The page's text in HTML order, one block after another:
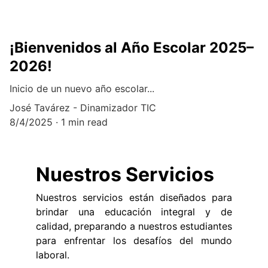
¡Bienvenidos al Año Escolar 2025–
2026!
Inicio de un nuevo año escolar...
José Tavárez - Dinamizador TIC
8/4/2025
1 min read
Nuestros servicios están diseñados para
brindar una educación integral y de
calidad, preparando a nuestros estudiantes
para enfrentar los desafíos del mundo
laboral.
Nuestros Servicios